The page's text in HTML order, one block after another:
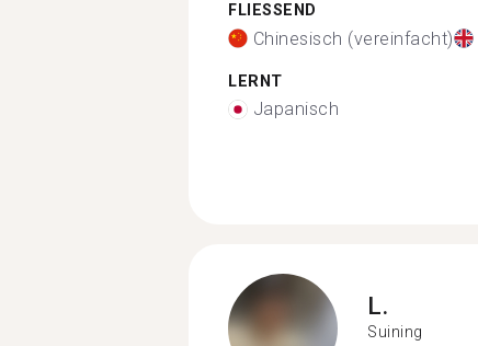
FLIESSEND
Chinesisch (vereinfacht)
LERNT
Japanisch
L.
Suining